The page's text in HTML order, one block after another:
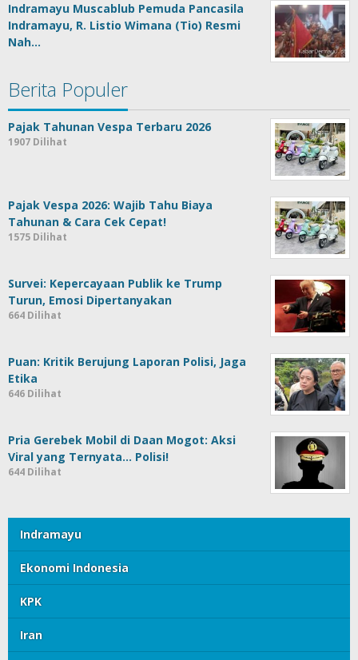
Indramayu Muscablub Pemuda Pancasila
Indramayu, R. Listio Wimana (Tio) Resmi
Nah…
Berita Populer
Pajak Tahunan Vespa Terbaru 2026
1907 Dilihat
Pajak Vespa 2026: Wajib Tahu Biaya
Tahunan & Cara Cek Cepat!
1575 Dilihat
Survei: Kepercayaan Publik ke Trump
Turun, Emosi Dipertanyakan
664 Dilihat
Puan: Kritik Berujung Laporan Polisi, Jaga
Etika
646 Dilihat
Pria Gerebek Mobil di Daan Mogot: Aksi
Viral yang Ternyata… Polisi!
644 Dilihat
Indramayu
Ekonomi Indonesia
KPK
Iran